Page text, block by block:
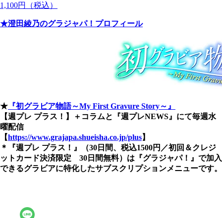
1,100円（税込）
★澄田綾乃のグラジャパ！プロフィール
★ 『初グラビア物語～My First Gravure Story～』
【週プレ プラス！】＋コラムと『週プレNEWS』にて毎週水
曜配信
【https://www.grajapa.shueisha.co.jp/plus】
＊『週プレ プラス！』（30日間、税込1500円／初回＆クレジ
ットカード決済限定 30日間無料）は『グラジャパ！』で加入
できるグラビアに特化したサブスクリプションメニューです。